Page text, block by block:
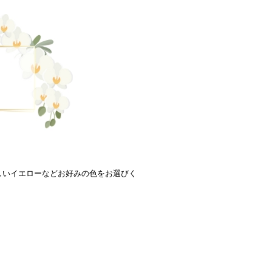
イエローなどお好みの色をお選びく